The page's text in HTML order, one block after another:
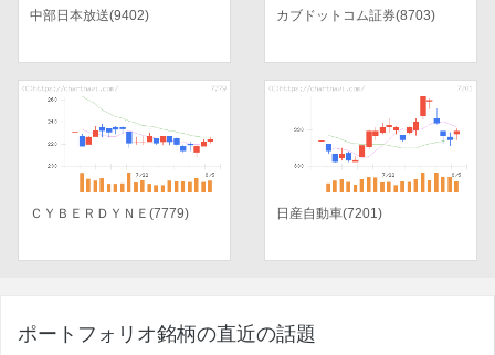
中部日本放送(9402) カブドットコム証券(8703)
ＣＹＢＥＲＤＹＮＥ(7779) 日産自動車(7201)
ポートフォリオ銘柄の直近の話題